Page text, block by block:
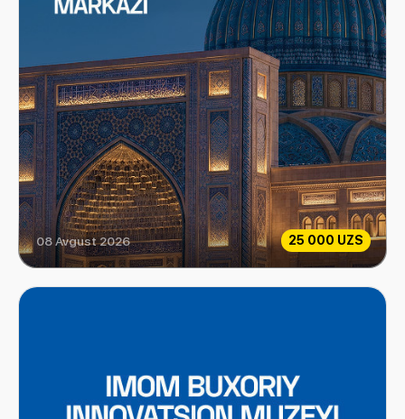
25 000 UZS
Islom sivilizatsiyasi markazi
08 Avgust 2026